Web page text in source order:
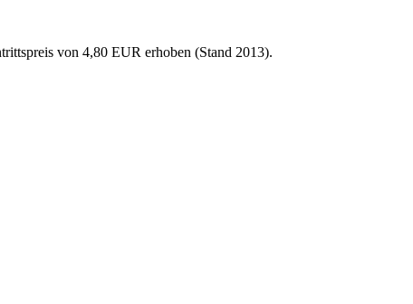
von 4,80 EUR erhoben (Stand 2013).